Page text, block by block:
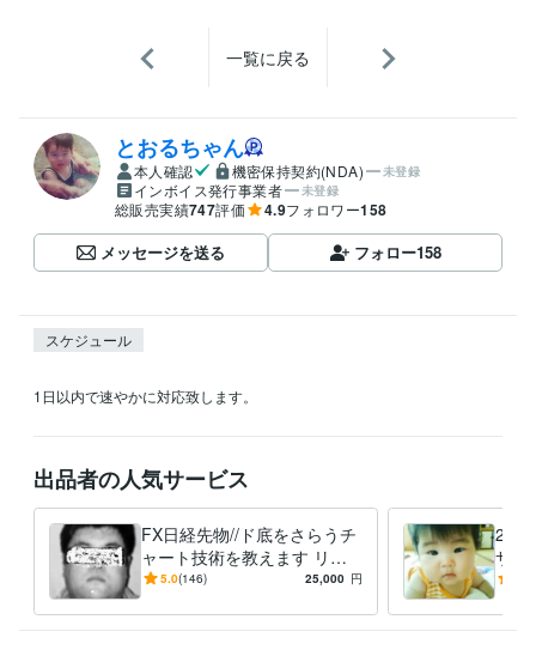
一覧に戻る
とおるちゃん
本人確認 機密保持契約(NDA) 未登録
インボイス発行事業者 未登録
総販売実績747評価 4.9フォロワー158
メッセージを送る フォロー158
スケジュール
1日以内で速やかに対応致します。
出品者の人気サービス
FX日経先物//ド底をさらうチ
ャート技術を教えます リア
タイ出来ない販売者の教材巡
5.0(146) 25,000 円
2点
サク
競艇
ュア